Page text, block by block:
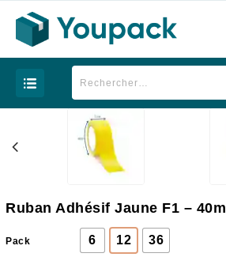
Ruban Adhésif Jaune F1 – 40m
Pack 6 12 36